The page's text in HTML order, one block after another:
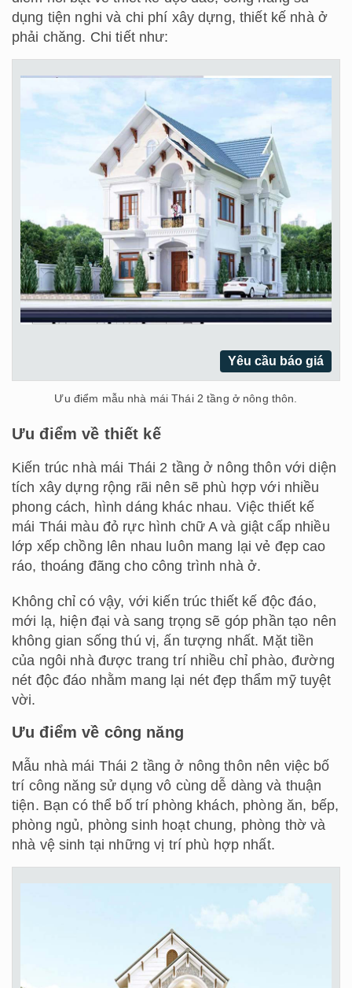
dụng tiện nghi và chi phí xây dựng, thiết kế nhà ở
phải chăng. Chi tiết như:
Yêu cầu báo giá
Ưu điểm mẫu nhà mái Thái 2 tầng ở nông thôn.
Ưu điểm về thiết kế
Kiến trúc nhà mái Thái 2 tầng ở nông thôn với diện
tích xây dựng rộng rãi nên sẽ phù hợp với nhiều
phong cách, hình dáng khác nhau. Việc thiết kế
mái Thái màu đỏ rực hình chữ A và giật cấp nhiều
lớp xếp chồng lên nhau luôn mang lại vẻ đẹp cao
ráo, thoáng đãng cho công trình nhà ở.
Không chỉ có vậy, với kiến trúc thiết kế độc đáo,
mới lạ, hiện đại và sang trọng sẽ góp phần tạo nên
không gian sống thú vị, ấn tượng nhất. Mặt tiền
của ngôi nhà được trang trí nhiều chỉ phào, đường
nét độc đáo nhằm mang lại nét đẹp thẩm mỹ tuyệt
vời.
Ưu điểm về công năng
Mẫu nhà mái Thái 2 tầng ở nông thôn nên việc bố
trí công năng sử dụng vô cùng dễ dàng và thuận
tiện. Bạn có thể bố trí phòng khách, phòng ăn, bếp,
phòng ngủ, phòng sinh hoạt chung, phòng thờ và
nhà vệ sinh tại những vị trí phù hợp nhất.